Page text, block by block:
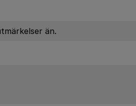
än.